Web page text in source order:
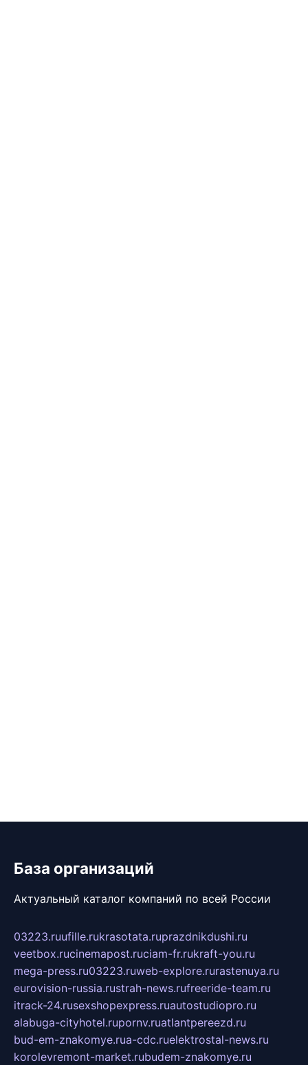
База организаций
Актуальный каталог компаний по всей России
03223.ruufille.rukrasotata.ruprazdnikdushi.ru
veetbox.rucinemapost.ruciam-fr.rukraft-you.ru
mega-press.ru03223.ruweb-explore.rurastenuya.ru
eurovision-russia.rustrah-news.rufreeride-team.ru
itrack-24.rusexshopexpress.ruautostudiopro.ru
alabuga-cityhotel.rupornv.ruatlantpereezd.ru
bud-em-znakomye.rua-cdc.ruelektrostal-news.ru
korolevremont-market.rubudem-znakomye.ru